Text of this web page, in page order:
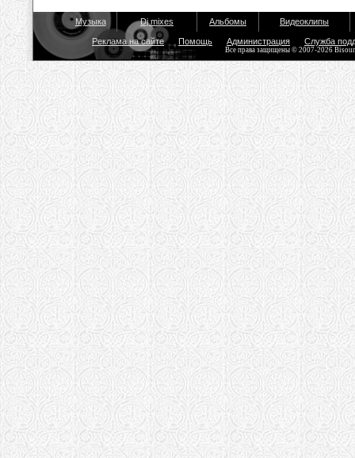
Музыка Dj mixes Альбомы Видеоклипы
Реклама на сайте Помощь Администрация Служба
Все права защищены © 2007-2026